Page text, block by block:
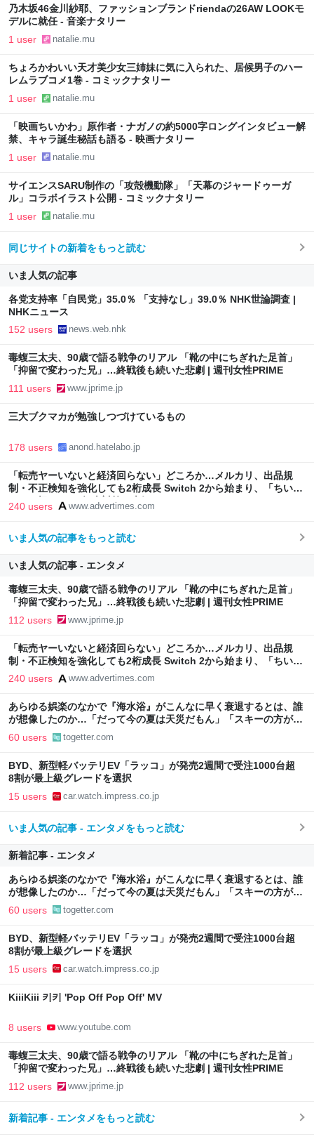
乃木坂46金川紗耶、ファッションブランドriendaの26AW LOOKモ
デルに就任 - 音楽ナタリー
1 user natalie.mu
ちょろかわいい天才美少女三姉妹に気に入られた、居候男子のハー
レムラブコメ1巻 - コミックナタリー
1 user natalie.mu
「映画ちいかわ」原作者・ナガノの約5000字ロングインタビュー解
禁、キャラ誕生秘話も語る - 映画ナタリー
1 user natalie.mu
サイエンスSARU制作の「攻殻機動隊」「天幕のジャードゥーガ
ル」コラボイラスト公開 - コミックナタリー
1 user natalie.mu
同じサイトの新着をもっと読む
いま人気の記事
各党支持率「自民党」35.0％ 「支持なし」39.0％ NHK世論調査 |
NHKニュース
152 users news.web.nhk
毒蝮三太夫、90歳で語る戦争のリアル 「靴の中にちぎれた足首」
「抑留で変わった兄」…終戦後も続いた悲劇 | 週刊女性PRIME
111 users www.jprime.jp
三大ブクマカが勉強しつづけているもの
178 users anond.hatelabo.jp
「転売ヤーいないと経済回らない」どころか…メルカリ、出品規
制・不正検知を強化しても2桁成長 Switch 2から始まり、「ちいか
わ」で極まった“転売対策の本気”
240 users www.advertimes.com
いま人気の記事をもっと読む
いま人気の記事 - エンタメ
毒蝮三太夫、90歳で語る戦争のリアル 「靴の中にちぎれた足首」
「抑留で変わった兄」…終戦後も続いた悲劇 | 週刊女性PRIME
112 users www.jprime.jp
「転売ヤーいないと経済回らない」どころか…メルカリ、出品規
制・不正検知を強化しても2桁成長 Switch 2から始まり、「ちいか
わ」で極まった“転売対策の本気”
240 users www.advertimes.com
あらゆる娯楽のなかで『海水浴』がこんなに早く衰退するとは、誰
が想像したのか…「だって今の夏は天災だもん」「スキーの方がヤ
バい」
60 users togetter.com
BYD、新型軽バッテリEV「ラッコ」が発売2週間で受注1000台超
8割が最上級グレードを選択
15 users car.watch.impress.co.jp
いま人気の記事 - エンタメをもっと読む
新着記事 - エンタメ
あらゆる娯楽のなかで『海水浴』がこんなに早く衰退するとは、誰
が想像したのか…「だって今の夏は天災だもん」「スキーの方がヤ
バい」
60 users togetter.com
BYD、新型軽バッテリEV「ラッコ」が発売2週間で受注1000台超
8割が最上級グレードを選択
15 users car.watch.impress.co.jp
KiiiKiii 키키 'Pop Off Pop Off' MV
8 users www.youtube.com
毒蝮三太夫、90歳で語る戦争のリアル 「靴の中にちぎれた足首」
「抑留で変わった兄」…終戦後も続いた悲劇 | 週刊女性PRIME
112 users www.jprime.jp
新着記事 - エンタメをもっと読む